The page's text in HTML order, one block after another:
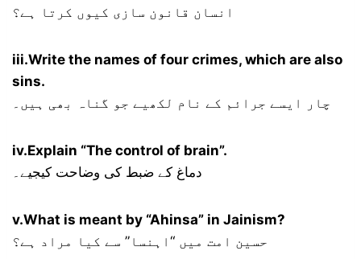
انسان قانون سازی کیوں کرتا ہے؟
iii.Write the names of four crimes, which are also
sins.
چار ایسے جرائم کے نام لکھیے جو گناہ بھی ہیں۔
iv.Explain “The control of brain”.
دماغ کے ضبط کی وضاحت کیجیے۔
v.What is meant by “Ahinsa” in Jainism?
حسین امت میں “اہنسا” سے کیا مراد ہے؟